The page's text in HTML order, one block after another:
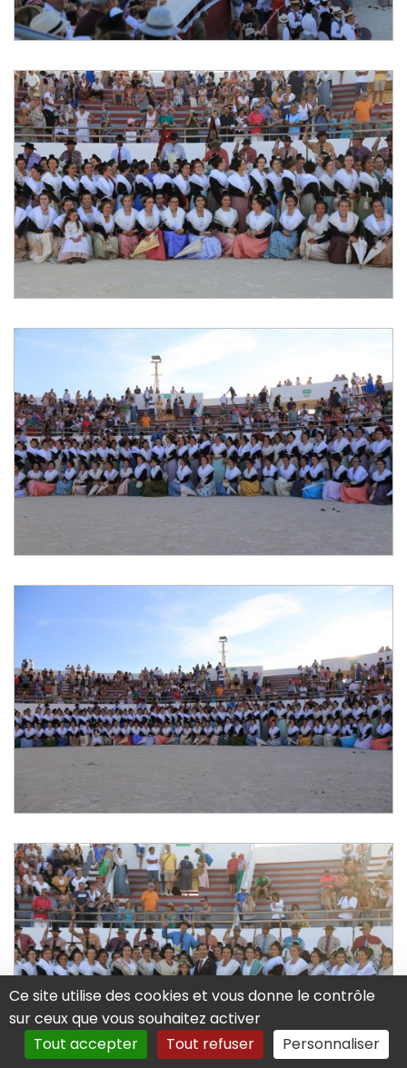
Ce site utilise des cookies et vous donne le contrôle
sur ceux que vous souhaitez activer
Tout accepter
Tout refuser Personnaliser